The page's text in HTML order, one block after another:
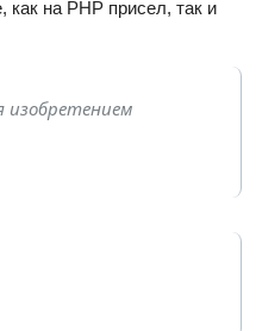
как на PHP присел, так и
изобретением